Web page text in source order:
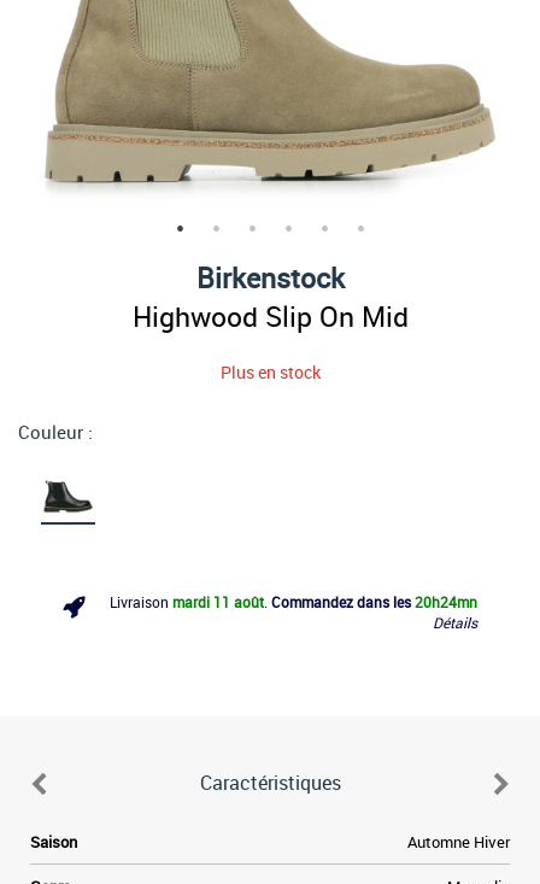
Birkenstock
Highwood Slip On Mid
Plus en stock
Couleur :
Livraison mardi 11 août Commandez dans les20h24mn
Détails
Caractéristiques
Saison Automne Hiver